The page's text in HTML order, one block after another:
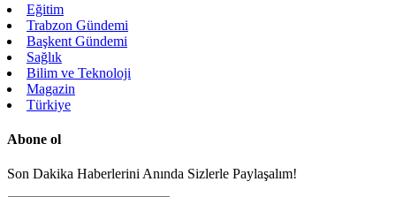
Eğitim
Trabzon Gündemi
Başkent Gündemi
Sağlık
Bilim ve Teknoloji
Magazin
Türkiye
Abone ol
Son Dakika Haberlerini Anında Sizlerle Paylaşalım!